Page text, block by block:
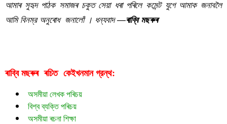
আমাৰ সুহৃদ পাঠক সমাজৰ চকুত সেয়া ধৰা পৰিলে কমেন্ট যুগে আমাক জনাবলৈ
আমি বিনম্র অনুৰোধ জনালোঁ । ধন্যবাদ —ৰাব্বি মছৰুৰ
ৰাব্বি মছৰুৰ  ৰচিত কেইখনমান গ্রন্থ:
অসমীয়া লেখক পৰিচয়
বিশ্ব ব্যক্তি পৰিচয়
অসমীয়া ৰচনা শিক্ষা